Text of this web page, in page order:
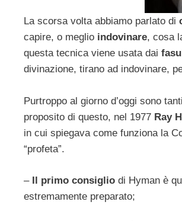
La scorsa volta abbiamo parlato di
capire, o meglio indovinare, cosa
questa tecnica viene usata dai
divinazione, tirano ad indovinare,
Purtroppo al giorno d’oggi sono
proposito di questo, nel 1977 Ray
in cui spiegava come funziona la
“profeta”.
–Il primo consiglio di Hyman è
estremamente preparato;